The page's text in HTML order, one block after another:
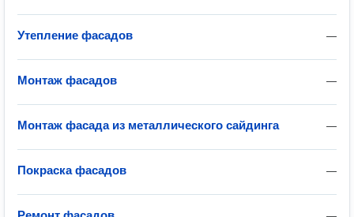
—
Утепление фасадов
—
Монтаж фасадов
—
Монтаж фасада из металлического сайдинга
—
Покраска фасадов